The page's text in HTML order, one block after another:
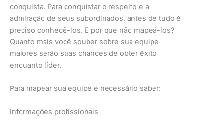
conquista. Para conquistar o respeito e a
admiração de seus subordinados, antes de tudo é
preciso conhecê-los. E por que não mapeá-los?
Quanto mais você souber sobre sua equipe
maiores serão suas chances de obter êxito
enquanto líder.
Para mapear sua equipe é necessário saber:
Informações profissionais